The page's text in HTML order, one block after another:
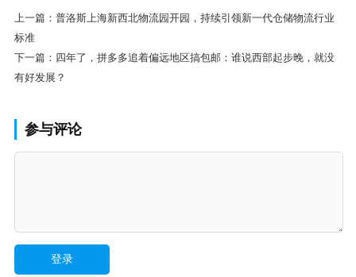
上一篇： 普洛斯上海新西北物流园开园，持续引领新一代仓储物流行业
标准
下一篇： 四年了，拼多多追着偏远地区搞包邮：谁说西部起步晚，就没
有好发展？
参与评论